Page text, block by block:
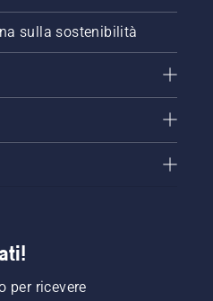
sulla sostenibilità
per ricevere